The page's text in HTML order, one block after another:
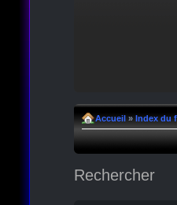
Accueil» Index du
Rechercher